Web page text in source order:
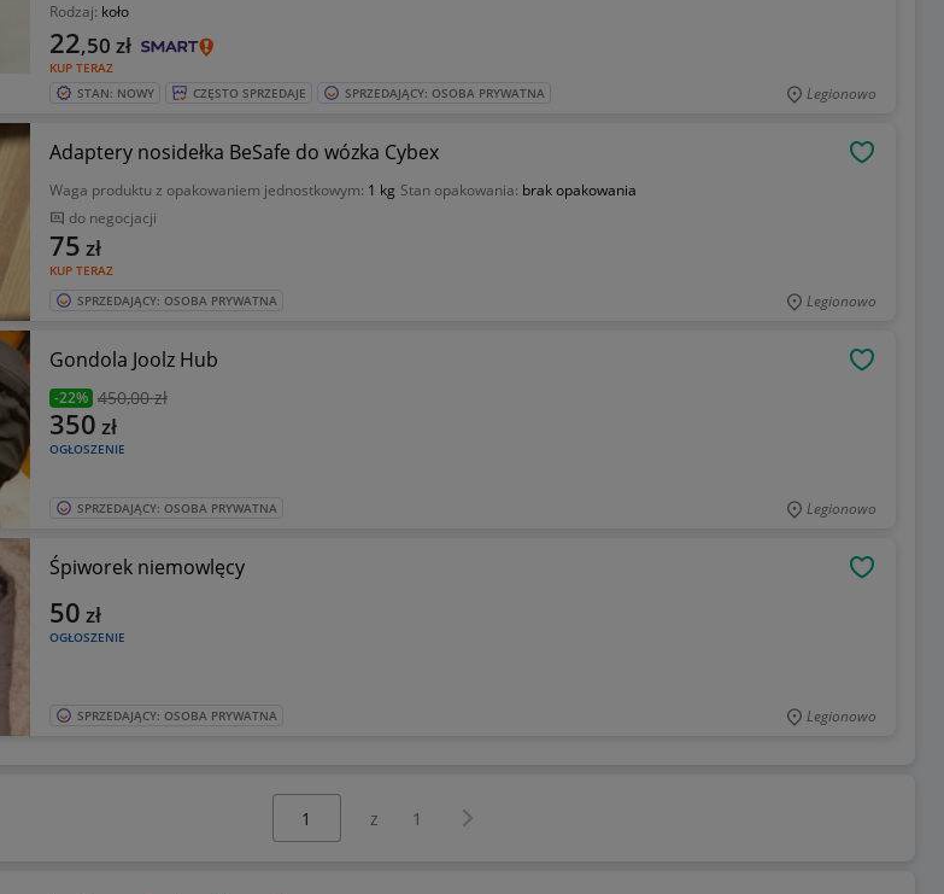
Rodzaj: koło
KUP TERAZ
22,50 zł
STAN: NOWY CZĘSTO SPRZEDAJE SPRZEDAJĄCY: OSOBA PRYWATNA Legionowo
Adaptery nosidełka BeSafe do wózka Cybex
Waga produktu z opakowaniem jednostkowym: 1 kg Stan opakowania: brak opakowania
do negocjacji
KUP TERAZ
75 zł
SPRZEDAJĄCY: OSOBA PRYWATNA Legionowo
Gondola Joolz Hub
-22% 450,00 zł
OGŁOSZENIE
350 zł
SPRZEDAJĄCY: OSOBA PRYWATNA Legionowo
Śpiworek niemowlęcy
OGŁOSZENIE
50 zł
SPRZEDAJĄCY: OSOBA PRYWATNA Legionowo
z 1 Następna strona